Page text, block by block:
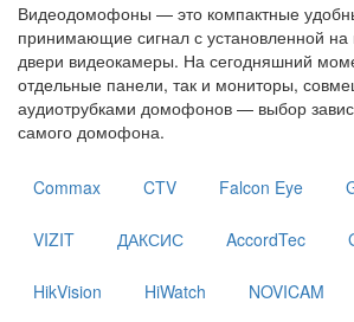
Видеодомофоны — это компактные
принимающие сигнал с установленной на
двери видеокамеры. На сегодняшний
отдельные панели, так и мониторы,
аудиотрубками домофонов — выбор
самого домофона.
Commax CTV Falcon Eye
VIZIT ДАКСИС AccordTec
HikVision HiWatch NOVICAM